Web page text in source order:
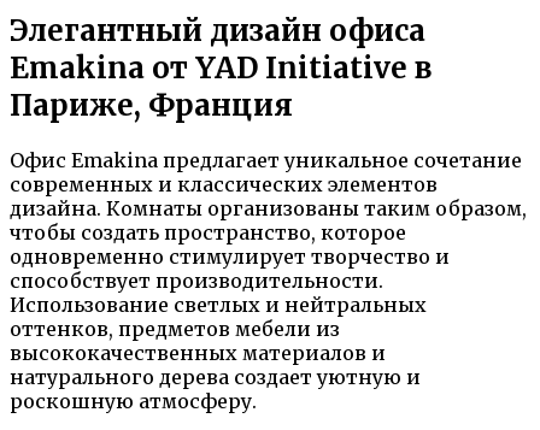
Элегантный дизайн офиса
Emakina от YAD Initiative в
Париже, Франция
Офис Emakina предлагает уникальное сочетание
современных и классических элементов
дизайна. Комнаты организованы таким образом,
чтобы создать пространство, которое
одновременно стимулирует творчество и
способствует производительности.
Использование светлых и нейтральных
оттенков, предметов мебели из
высококачественных материалов и
натурального дерева создает уютную и
роскошную атмосферу.